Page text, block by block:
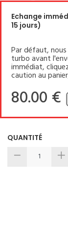
Echange
15 jours)
Par défaut,
turbo avant
immédiat,
caution au
80.00 €
QUANTITÉ